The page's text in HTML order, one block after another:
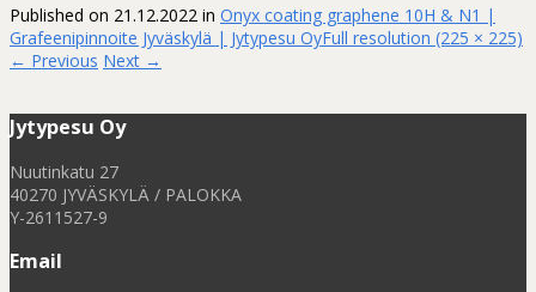
Published on 21.12.2022 in Onyx coating graphene 10H & N1 |
Grafeenipinnoite Jyväskylä | Jytypesu OyFull resolution (225 × 225)
← Previous Next →
Jytypesu Oy
Nuutinkatu 27
40270 JYVÄSKYLÄ / PALOKKA
Y-2611527-9
Email